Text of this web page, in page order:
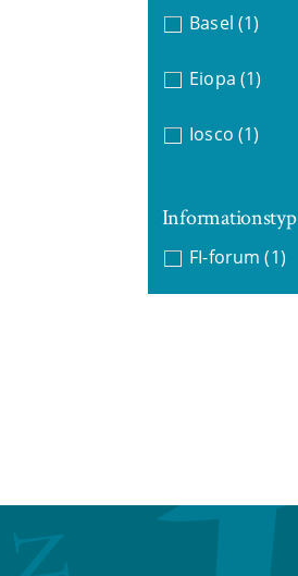
Basel (1)
Eiopa (1)
Iosco (1)
Informationstyp
FI-forum (1)